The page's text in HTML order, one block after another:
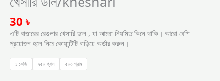
30৳
এটি বাজারের রেগুলার খেসারি ডাল , যা আমরা নিয়মিত কিনে থাকি। আরো বেশি
প্রয়োজন হলে নিচে কোয়ান্টিটি বাড়িয়ে অর্ডার করুন।
১ কেজি ২৫০ গ্রাম ৫০০ গ্রাম